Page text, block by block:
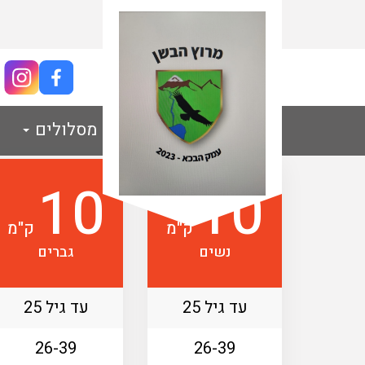
מסלולים
קטגוריות
10ק"מ
נשים
עד גיל 25
26-39
10 ק"מ
גברים
עד גיל 25
26-39